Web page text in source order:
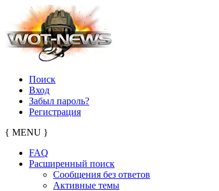
Поиск
Вход
Забыл пароль?
Регистрация
{ MENU }
FAQ
Расширенный поиск
Сообщения без ответов
Активные темы